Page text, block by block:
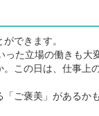
できます。
た立場の働きも大
この日は、仕事上
ご褒美」があるか